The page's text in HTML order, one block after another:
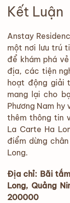
Kết Luận
Anstay
một nơi lưu trú
để khám phá
địa, các tiện
hoạt động giải
mang lại cho
Phương Nam
thêm thông tin
La Carte Ha
điểm dừng
Long.
Địa chỉ: Bãi tắm
Long, Quảng
200000